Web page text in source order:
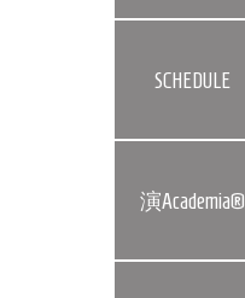
SCHEDULE
演Academia®